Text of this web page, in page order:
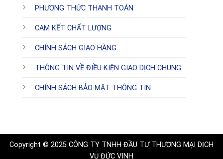
PHƯƠNG THỨC THANH TOÁN
CAM KẾT CHẤT LƯỢNG
CHÍNH SÁCH GIAO HÀNG
THÔNG TIN VỀ ĐIỀU KIỆN GIAO DỊCH CHUNG
CHÍNH SÁCH BẢO MẬT THÔNG TIN
Copyright © 2025 CÔNG TY TNHH ĐẦU TƯ THƯƠNG MẠI DỊCH
VỤ ĐỨC VINH